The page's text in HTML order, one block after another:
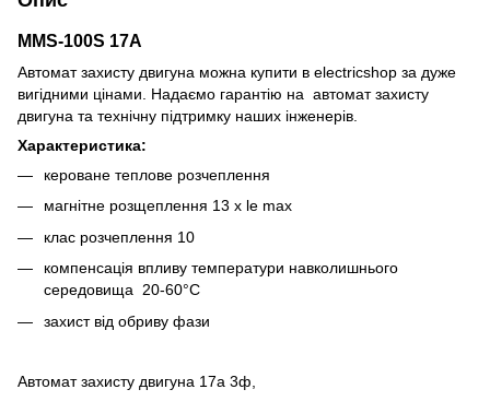
MMS-100S 17A
Автомат захисту двигуна можна купити в electricshop за дуже
вигідними цінами. Надаємо гарантію на автомат захисту
двигуна та технічну підтримку наших інженерів.
Характеристика:
кероване теплове розчеплення
магнітне розщеплення 13 x le max
клас розчеплення 10
компенсація впливу температури навколишнього
середовища 20-60°С
захист від обриву фази
Автомат захисту двигуна 17а 3ф,